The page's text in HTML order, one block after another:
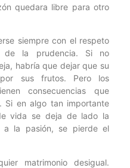
quedara libre para otro
siempre con el respeto
de la prudencia. Si no
habría que dejar que su
sus frutos. Pero los
consecuencias que
Si en algo tan importante
vida se deja de lado la
la pasión, se pierde el
matrimonio desigual.